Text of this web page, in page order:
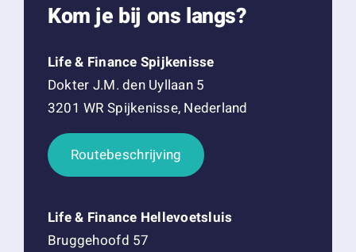
Kom je bij ons langs?
Life & Finance Spijkenisse
Dokter J.M. den Uyllaan 5
3201 WR Spijkenisse, Nederland
Routebeschrijving
Life & Finance Hellevoetsluis
Bruggehoofd 57